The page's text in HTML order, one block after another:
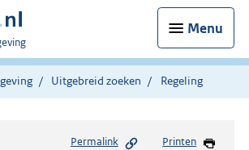
Menu
Uitgebreid zoeken Regeling
Permalink Printen